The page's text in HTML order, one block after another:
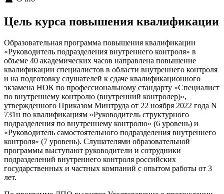
Цель курса повышения квалификации
Образовательная программа повышения квалификации
«Руководитель подразделения внутреннего контроля» в
объеме 40 академических часов направлена повышение
квалификации специалистов в области внутреннего контроля
и на подготовку слушателей к сдаче квалификационного
экзамена НОК по профессиональному стандарту «Специалист
по внутреннему контролю (внутренний контролер)»,
утвержденного Приказом Минтруда от 22 ноября 2022 года N
731н по квалификациям «Руководитель структурного
подразделения по внутреннему контролю» (6 уровень) и
«Руководитель самостоятельного подразделения внутреннего
контроля» (7 уровень). Слушателями образовательной
программы выступают руководители и сотрудники
подразделений внутреннего контроля российских
государственных и частных компаний с опытом работы от 3
лет.